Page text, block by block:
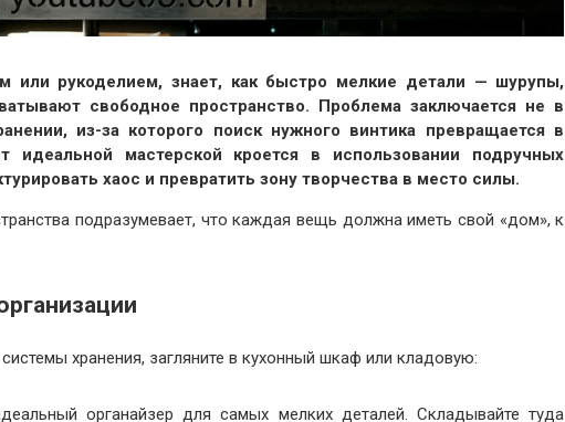
или рукоделием, знает, как быстро мелкие детали — шурупы,
свободное пространство. Проблема заключается не в
из-за которого поиск нужного винтика превращается в
идеальной мастерской кроется в использовании подручных
хаос и превратить зону творчества в место силы.
подразумевает, что каждая вещь должна иметь свой «дом», к
хранения, загляните в кухонный шкаф или кладовую:
органайзер для самых мелких деталей. Складывайте туда